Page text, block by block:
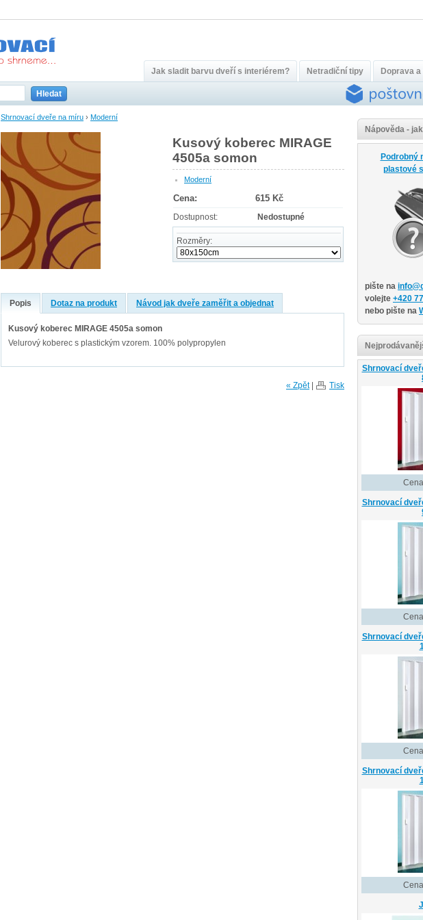
Hledat
Jak sladit barvu dveří s interiérem? Netradiční tipy Doprava
Shrnovací dveře na míru › Moderní
Kusový koberec MIRAGE
4505a somon
Moderní
Cena: 615 Kč
Dostupnost: Nedostupné
Rozměry:
Popis Dotaz na produkt Návod jak dveře zaměřit a objednat
Kusový koberec MIRAGE 4505a somon
Velurový koberec s plastickým vzorem. 100% polypropylen
« Zpět| Tisk
Nápověda -
Podrobný
plastové
pište na
volejte +420
nebo pište na
Shrnovací
Shrnovací
Shrnovací
Shrnovací